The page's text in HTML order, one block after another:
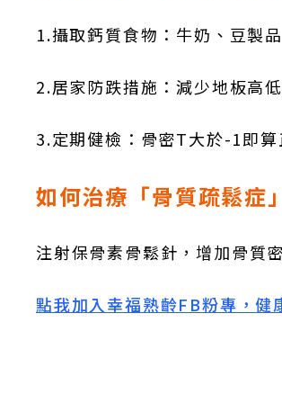
1.攝取鈣質食物：牛奶、豆製
2.居家防跌措施：減少地板高
3.定期健檢：骨密T大於-1即算
如何治療「骨質疏鬆症
注射保骨素骨鬆針，增加骨質
點我加入幸福熟齡FB粉專，健